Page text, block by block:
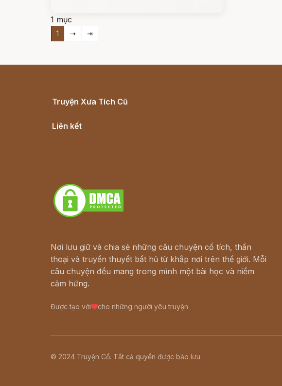
1 mục
1 ⇢ ⇥
Truyện Xưa Tích Cũ
Liên kết
Nơi lưu giữ và chia sẻ những câu chuyện cổ tích, thần
thoại và truyền thuyết bất hủ từ khắp nơi trên thế giới. Mỗi
câu chuyện đều mang trong mình một bài học và niềm
cảm hứng.
Được tạo với cho những người yêu truyện
© 2024 Truyện Cổ. Tất cả quyền được bảo lưu.